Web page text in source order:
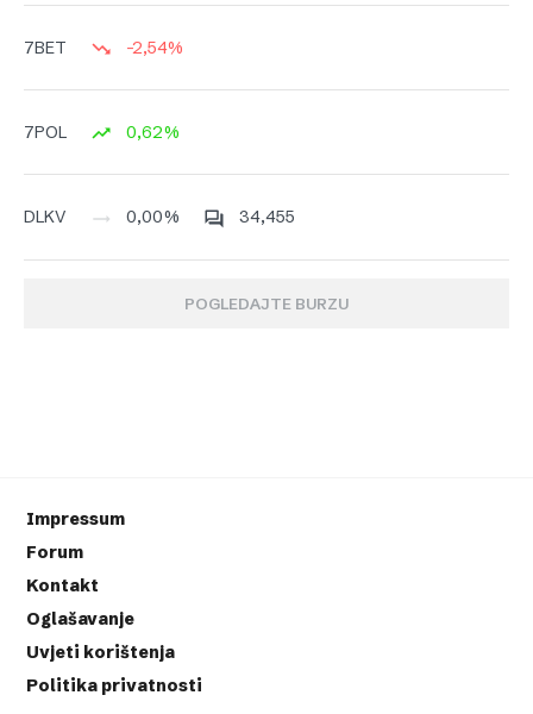
7BET -2,54%
7POL 0,62%
DLKV 0,00% 34,455
POGLEDAJTE BURZU
Impressum
Forum
Kontakt
Oglašavanje
Uvjeti korištenja
Politika privatnosti